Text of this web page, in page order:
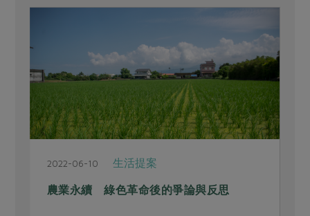
2022-06-10 生活提案
農業永續 綠色革命後的爭論與反思